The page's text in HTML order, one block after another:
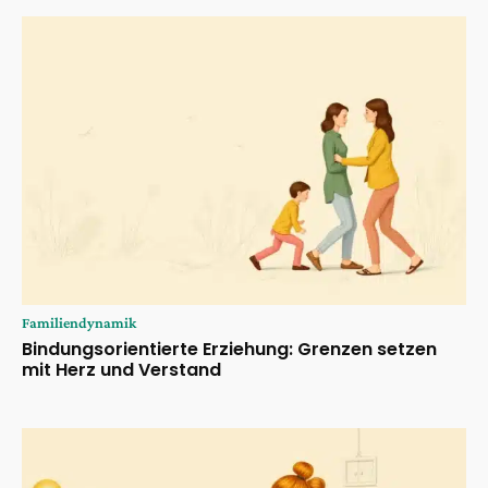
Familiendynamik
Bindungsorientierte Erziehung: Grenzen setzen
mit Herz und Verstand